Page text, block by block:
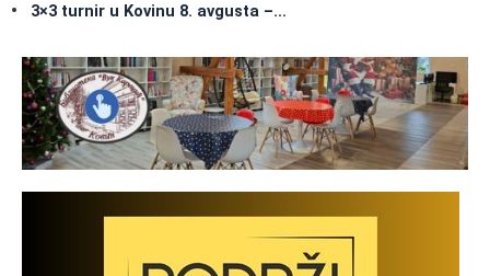
3×3 turnir u Kovinu 8. avgusta –…